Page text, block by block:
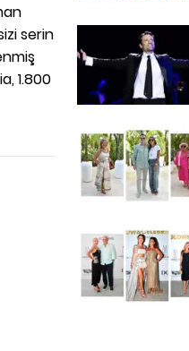
serin
1.800